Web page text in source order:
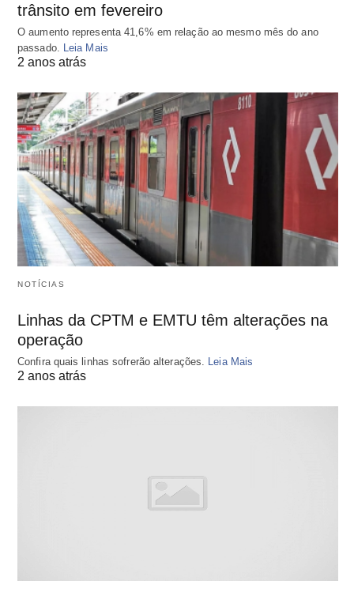
trânsito em fevereiro
O aumento representa 41,6% em relação ao mesmo mês do ano
passado.
Leia Mais
2 anos atrás
NOTÍCIAS
Linhas da CPTM e EMTU têm alterações na
operação
Confira quais linhas sofrerão alterações. Leia Mais
2 anos atrás